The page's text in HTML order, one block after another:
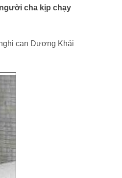
cha kịp chạy
can Dương Khải